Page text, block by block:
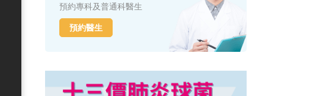
預約專科及普通科醫生
預約醫生